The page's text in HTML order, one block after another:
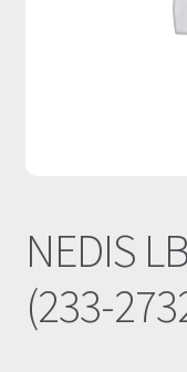
NEDIS
(233-